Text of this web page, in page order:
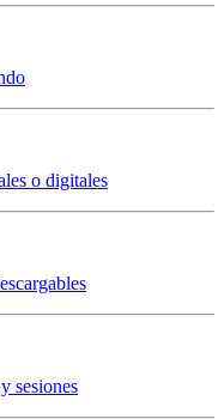
o digitales
sesiones